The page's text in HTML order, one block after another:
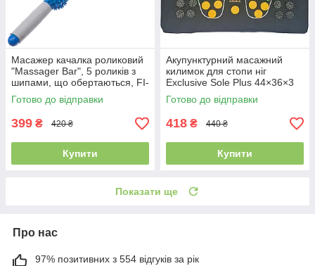
Масажер качалка роликовий
"Massager Bar", 5 роликів з
шипами, що обертаються, FI-
1794
Готово до відправки
399 ₴ 420 ₴
Купити
Акупунктурний масажний
килимок для стопи ніг
Exclusive Sole Plus 44×36×3
см, SF-8167
Готово до відправки
418 ₴ 440 ₴
Купити
Показати ще
Про нас
97% позитивних з 554 відгуків за рік